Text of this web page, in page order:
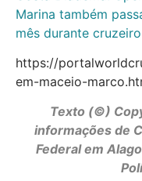
Marina também
mês durante
https://
em-maceio-
Texto (©)
informações de
Federal em